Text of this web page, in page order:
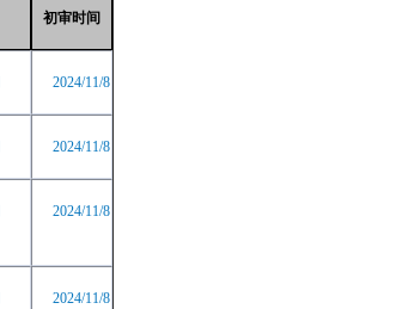
初审时间
2024/11/8
2024/11/8
2024/11/8
2024/11/8